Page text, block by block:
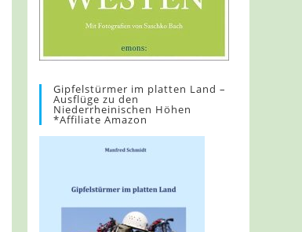
Gipfelstürmer im platten Land –
Ausflüge zu den
Niederrheinischen Höhen
*Affiliate Amazon